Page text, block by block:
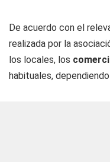
De acuerdo con el
realizada por la
los locales, los
habituales,